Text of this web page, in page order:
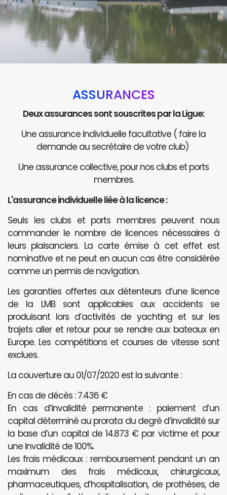
ASSURANCES
Deux assurances sont souscrites par la Ligue:
Une assurance Individuelle facultative ( faire la
demande au secrétaire de votre club)
Une assurance collective, pour nos clubs et ports
membres.
L'assurance individuelle liée à la licence :
Seuls les clubs et ports membres peuvent nous
commander le nombre de licences nécessaires à
leurs plaisanciers. La carte émise à cet effet est
nominative et ne peut en aucun cas être considérée
comme un permis de navigation.
Les garanties offertes aux détenteurs d’une licence
de la LMB sont applicables aux accidents se
produisant lors d’activités de yachting et sur les
trajets aller et retour pour se rendre aux bateaux en
Europe. Les compétitions et courses de vitesse sont
exclues.
La couverture au 01/07/2020 est la suivante :
En cas de décès : 7.436 €
En cas d’invalidité permanente : paiement d’un
capital déterminé au prorata du degré d’invalidité sur
la base d’un capital de 14.873 € par victime et pour
une invalidité de 100%.
Les frais médicaux : remboursement pendant un an
maximum des frais médicaux, chirurgicaux,
pharmaceutiques, d’hospitalisation, de prothèses, de